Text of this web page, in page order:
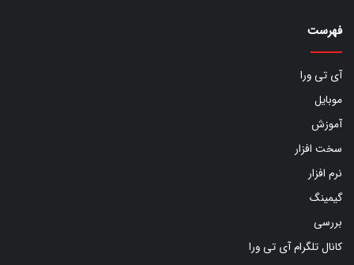
فهرست
آی تی ورا
موبایل
آموزش
سخت افزار
نرم افزار
گیمینگ
بررسی
کانال تلگرام آی تی ورا